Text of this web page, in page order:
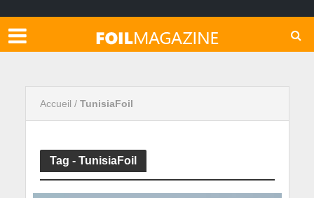
Accueil / TunisiaFoil
Tag - TunisiaFoil